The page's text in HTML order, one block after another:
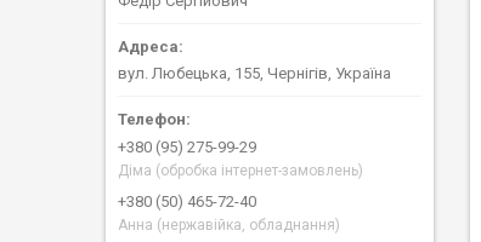
вул. Любецька, 155, Чернігів, Україна
+380 (95) 275-99-29
Діма (обробка інтернет-замовлень)
+380 (50) 465-72-40
Анна (нержавійка, обладнання)